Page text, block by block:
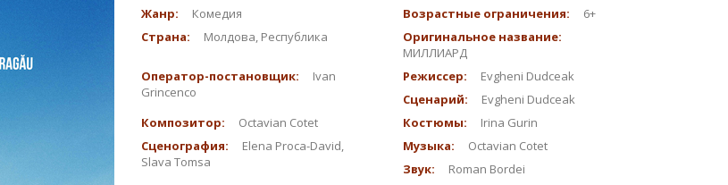
Жанр:
Комедия Возрастные ограничения:
6+
Страна:
Молдова, Республика
Оригинальное название:
МИЛЛИАРД
Оператор-постановщик:
Ivan
Grincenco
Режиссер:
Evgheni Dudceak
Сценарий:
Evgheni Dudceak
Композитор:
Octavian Cotet Костюмы:
Irina Gurin
Сценография:
Elena Proca-David,
Slava Tomsa
Музыка:
Octavian Cotet
Звук:
Roman Bordei